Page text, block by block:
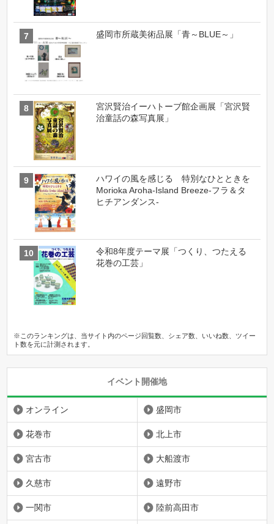
盛岡市所蔵美術品展「青～BLUE～」
宮沢賢治イーハトーブ館企画展「宮沢賢
治童話の森写真展」
ハワイの風を感じる 特別なひとときを
Morioka Aroha-Island Breeze-フラ＆タ
ヒチアンダンス-
令和8年度テーマ展「つくり、つたえる
花巻の工芸」
※このランキングは、当サイト内のページ回覧数、シェア数、いいね数、ツイー
ト数を元に計測されます。
イベント開催地
オンライン 盛岡市
花巻市 北上市
宮古市 大船渡市
久慈市 遠野市
一関市 陸前高田市